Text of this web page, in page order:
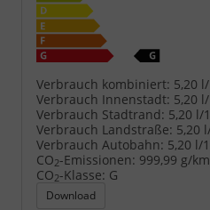
Verbrauch kombiniert: 5,20
Verbrauch Innenstadt: 5,20
Verbrauch Stadtrand: 5,20 l/
Verbrauch Landstraße: 5,20
Verbrauch Autobahn: 5,20 l/
CO2-Emissionen: 999,99 g/km
CO2-Klasse: G
Download